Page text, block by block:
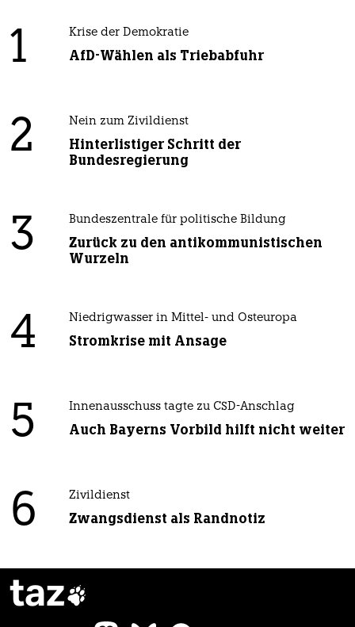
1 Krise der Demokratie
AfD-Wählen als Triebabfuhr
2 Nein zum Zivildienst
Hinterlistiger Schritt der
Bundesregierung
3 Bundeszentrale für politische Bildung
Zurück zu den antikommunistischen
Wurzeln
4 Niedrigwasser in Mittel- und Osteuropa
Stromkrise mit Ansage
5 Innenausschuss tagte zu CSD-Anschlag
Auch Bayerns Vorbild hilft nicht weiter
6 Zivildienst
Zwangsdienst als Randnotiz
taz